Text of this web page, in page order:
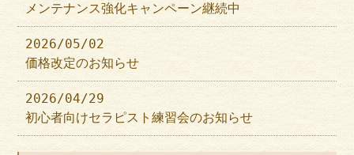
メンテナンス強化キャンペーン継続中
2026/05/02
価格改定のお知らせ
2026/04/29
初心者向けセラピスト練習会のお知らせ